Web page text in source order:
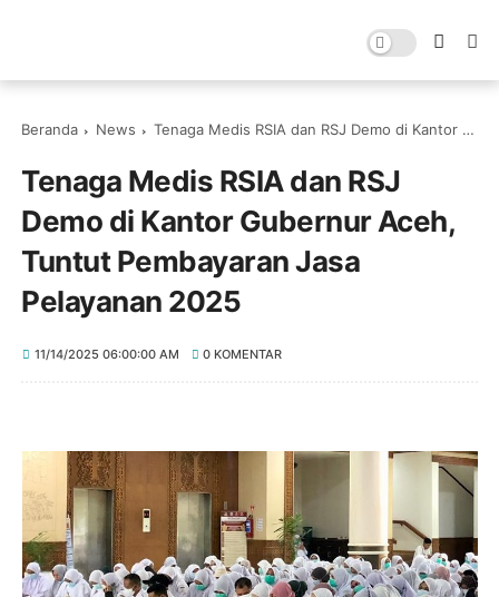
Beranda News Tenaga Medis RSIA dan RSJ Demo di Kantor Gubernur Aceh, Tuntut Pembayaran Jasa Pelayanan 2025
Tenaga Medis RSIA dan RSJ
Demo di Kantor Gubernur Aceh,
Tuntut Pembayaran Jasa
Pelayanan 2025
11/14/2025 06:00:00 AM 0 KOMENTAR